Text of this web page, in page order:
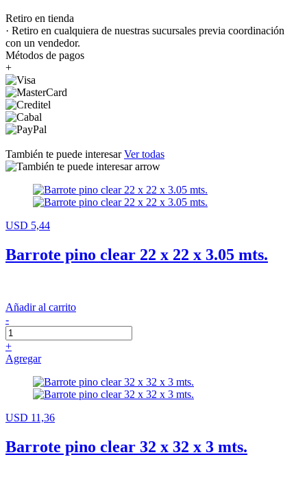
Retiro en tienda
· Retiro en cualquiera de nuestras sucursales previa coordinación
con un vendedor.
Métodos de pagos
+
También te puede interesarVer todas
USD 5,44
Barrote pino clear 22 x 22 x 3.05 mts.
Añadir al carrito
-
+
Agregar
USD 11,36
Barrote pino clear 32 x 32 x 3 mts.